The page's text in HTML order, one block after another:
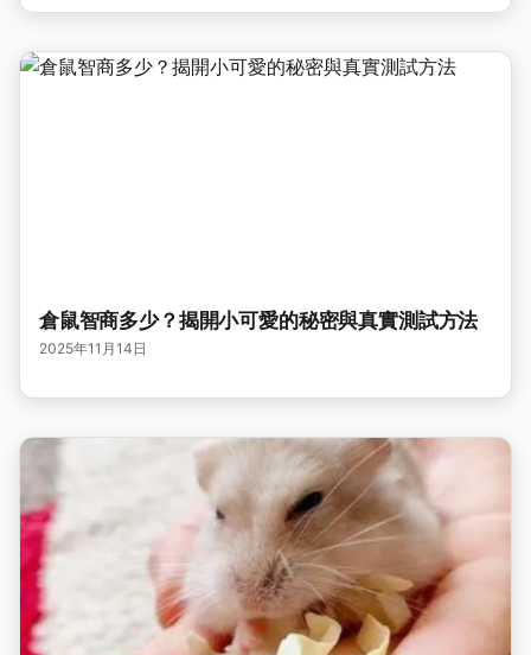
倉鼠智商多少？揭開小可愛的秘密與真實測試方法
2025年11月14日